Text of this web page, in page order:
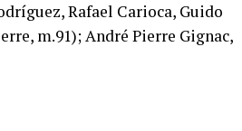
Rafael Carioca, Guido
m.91); André Pierre Gignac,